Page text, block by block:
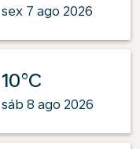
sex 7 ago 2026
10°C
sáb 8 ago 2026